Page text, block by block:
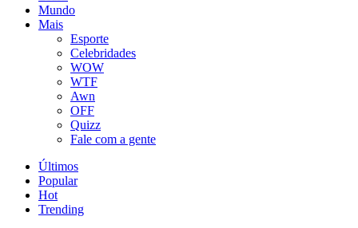
Mundo
Mais
Esporte
Celebridades
WOW
WTF
Awn
OFF
Quizz
Fale com a gente
Últimos
Popular
Hot
Trending